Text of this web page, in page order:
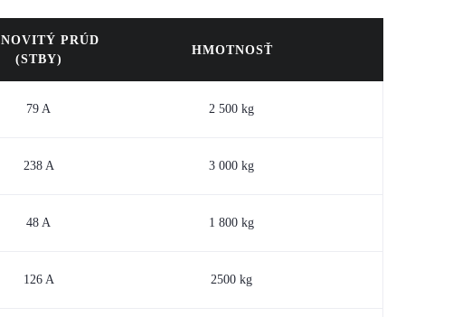
PRÚD
(STBY)
HMOTNOSŤ
79 A 2 500 kg
238 A 3 000 kg
48 A 1 800 kg
126 A 2500 kg